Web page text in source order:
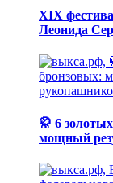
XIX
Леонида
🥋 6
мощный